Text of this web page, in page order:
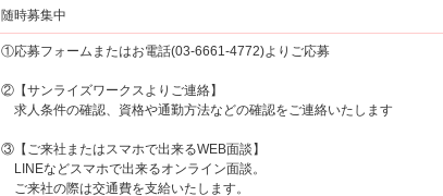
随時募集中
①応募フォームまたはお電話(03-6661-4772)よりご応募
②【サンライズワークスよりご連絡】
求人条件の確認、資格や通勤方法などの確認をご連絡いたします
③【ご来社またはスマホで出来るWEB面談】
LINEなどスマホで出来るオンライン面談。
ご来社の際は交通費を支給いたします。